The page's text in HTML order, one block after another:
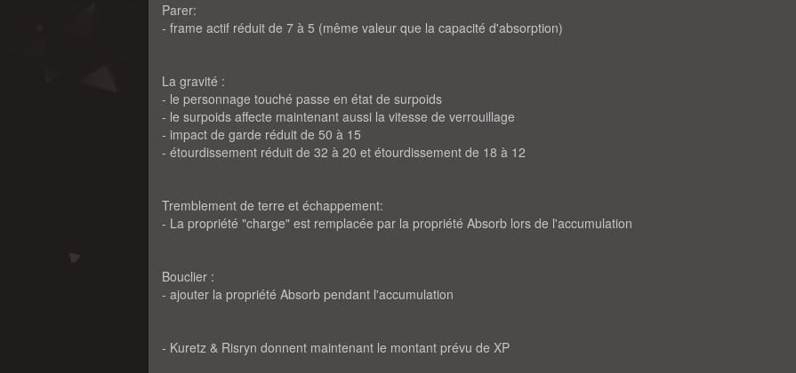
Parer:
- frame actif réduit de 7 à 5 (même valeur que la capacité d'absorption)
La gravité :
- le personnage touché passe en état de surpoids
- le surpoids affecte maintenant aussi la vitesse de verrouillage
- impact de garde réduit de 50 à 15
- étourdissement réduit de 32 à 20 et étourdissement de 18 à 12
Tremblement de terre et échappement:
- La propriété "charge" est remplacée par la propriété Absorb lors de l'accumulation
Bouclier :
- ajouter la propriété Absorb pendant l'accumulation
- Kuretz & Risryn donnent maintenant le montant prévu de XP